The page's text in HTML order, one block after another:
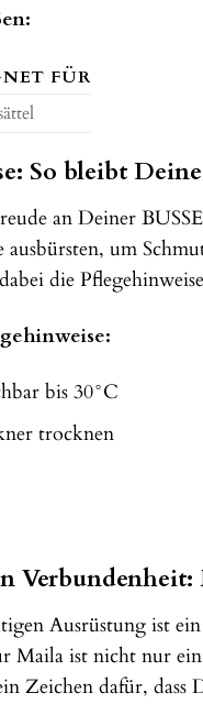
FÜR
So bleibt
an Deiner
ausbürsten, um
die
bis 30°C
trocknen
Ausrüstung ist
Maila ist nicht nur
Zeichen dafür,